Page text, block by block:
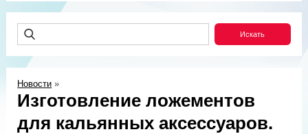
Новости »
Изготовление ложементов
для кальянных аксессуаров.